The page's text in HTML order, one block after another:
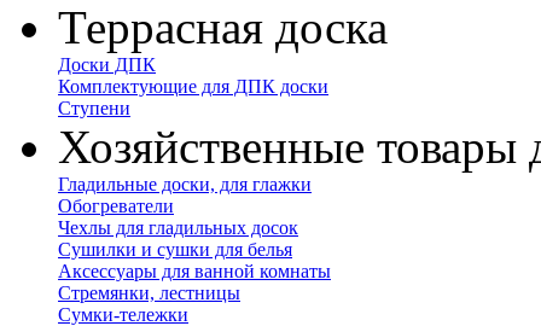
Террасная доска
Доски ДПК
Комплектующие для ДПК доски
Ступени
Хозяйственные товары
Гладильные доски, для глажки
Обогреватели
Чехлы для гладильных досок
Сушилки и сушки для белья
Аксессуары для ванной комнаты
Стремянки, лестницы
Сумки-тележки